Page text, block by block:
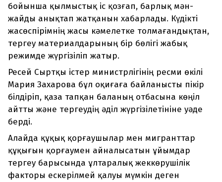
бойынша қылмыстық іс қозғап, барлық мән-
жайды анықтап жатқанын хабарлады. Күдікті
жасөспірімнің жасы кәмелетке толмағандықтан,
тергеу материалдарының бір бөлігі жабық
режимде жүргізіліп жатыр.
Ресей Сыртқы істер министрлігінің ресми өкілі
Мария Захарова бұл оқиғаға байланысты пікір
білдіріп, қаза тапқан баланың отбасына көңіл
айтты және тергеудің әділ жүргізілетініне уәде
берді.
Алайда құқық қорғаушылар мен мигранттар
құқығын қорғаумен айналысатын ұйымдар
тергеу барысында ұлтаралық жеккөрушілік
факторы ескерілмей қалуы мүмкін деген